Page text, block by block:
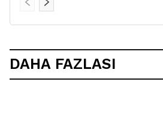
DAHA FAZLASI